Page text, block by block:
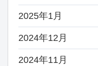
2025年1月
2024年12月
2024年11月